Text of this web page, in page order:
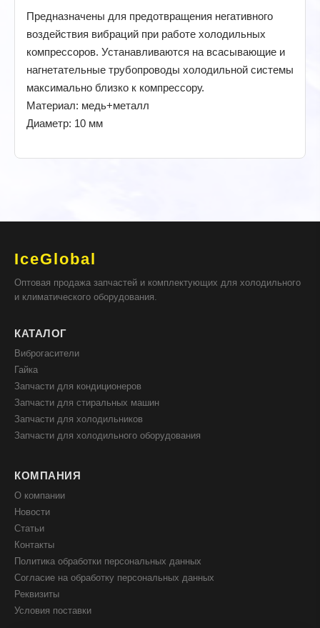
Предназначены для предотвращения негативного
воздействия вибраций при работе холодильных
компрессоров. Устанавливаются на всасывающие и
нагнетательные трубопроводы холодильной системы
максимально близко к компрессору.
Материал: медь+металл
Диаметр: 10 мм
IceGlobal
Оптовая продажа запчастей и комплектующих для холодильного
и климатического оборудования.
КАТАЛОГ
Виброгасители
Гайка
Запчасти для кондиционеров
Запчасти для стиральных машин
Запчасти для холодильников
Запчасти для холодильного оборудования
КОМПАНИЯ
О компании
Новости
Статьи
Контакты
Политика обработки персональных данных
Согласие на обработку персональных данных
Реквизиты
Условия поставки